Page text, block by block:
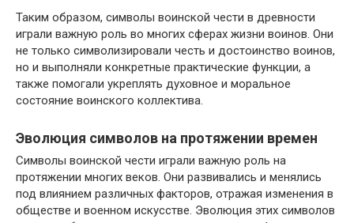
Таким образом, символы воинской чести в древности
играли важную роль во многих сферах жизни воинов. Они
не только символизировали честь и достоинство воинов,
но и выполняли конкретные практические функции, а
также помогали укреплять духовное и моральное
состояние воинского коллектива.
Эволюция символов на протяжении времен
Символы воинской чести играли важную роль на
протяжении многих веков. Они развивались и менялись
под влиянием различных факторов, отражая изменения в
обществе и военном искусстве. Эволюция этих символов